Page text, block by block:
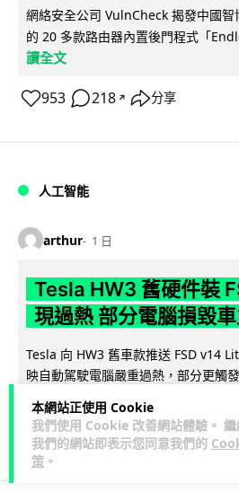
本網站正使用 Cookie
我們使用 Cookie 改善網站體驗。 繼
我們的網站即表示您同意我們的
策 。
網絡安全公司 VulnCheck 揭發中國
的 20 多款路由器內置後門程式「
讀全文
953 218 ↗ 分享
人工智能
arthur 1 日
Tesla HW3 舊硬件裝
現過熱 部分電腦損毀
Tesla 向 HW3 舊車款推送 FSD v14
映自動駕駛電腦嚴重過熱，部分更觸
毀，須...
閱讀全文
10 1 ↗ 分享